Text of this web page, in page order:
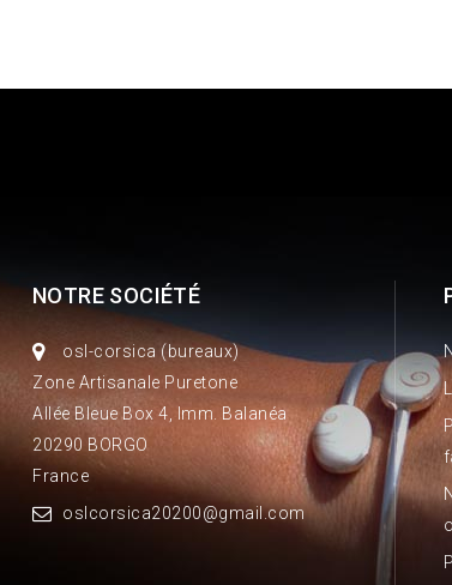
NOTRE SOCIÉTÉ
osl-corsica (bureaux)
Zone Artisanale Puretone
Allée Bleue Box 4, Imm. Balanéa
20290 BORGO
France
oslcorsica20200@gmail.com